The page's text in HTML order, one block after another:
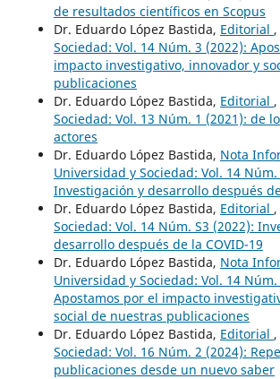
de resultados científicos en Scopus
Dr. Eduardo López Bastida, Editorial ,
Sociedad: Vol. 14 Núm. 3 (2022):
impacto investigativo, innovador y
publicaciones
Dr. Eduardo López Bastida, Editorial ,
Sociedad: Vol. 13 Núm. 1 (2021): de
actores
Dr. Eduardo López Bastida, Nota
Universidad y Sociedad: Vol. 14 Núm.
Investigación y desarrollo después
Dr. Eduardo López Bastida, Editorial ,
Sociedad: Vol. 14 Núm. S3 (2022):
desarrollo después de la COVID-19
Dr. Eduardo López Bastida, Nota
Universidad y Sociedad: Vol. 14 Núm.
Apostamos por el impacto
social de nuestras publicaciones
Dr. Eduardo López Bastida, Editorial ,
Sociedad: Vol. 16 Núm. 2 (2024):
publicaciones desde un nuevo saber